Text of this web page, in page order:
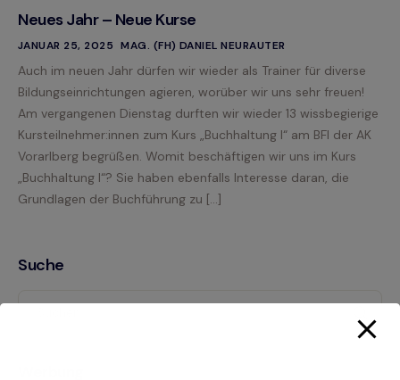
Neues Jahr – Neue Kurse
JANUAR 25, 2025 MAG. (FH) DANIEL NEURAUTER
Auch im neuen Jahr dürfen wir wieder als Trainer für diverse
Bildungseinrichtungen agieren, worüber wir uns sehr freuen!
Am vergangenen Dienstag durften wir wieder 13 wissbegierige
Kursteilnehmer:innen zum Kurs „Buchhaltung I“ am BFI der AK
Vorarlberg begrüßen. Womit beschäftigen wir uns im Kurs
„Buchhaltung I“? Sie haben ebenfalls Interesse daran, die
Grundlagen der Buchführung zu […]
Suche